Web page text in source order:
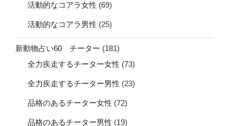
活動的なコアラ女性 (69)
活動的なコアラ男性 (25)
新動物占い60 チーター (181)
全力疾走するチーター女性 (73)
全力疾走するチーター男性 (23)
品格のあるチーター女性 (72)
品格のあるチーター男性 (19)